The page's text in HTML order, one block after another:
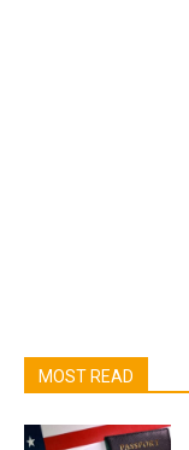
MOST READ